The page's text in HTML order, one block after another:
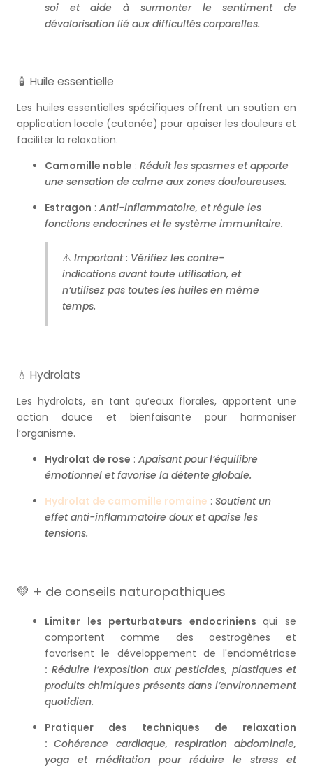
soi et aide à surmonter le sentiment de
dévalorisation lié aux difficultés corporelles.
🧴 Huile essentielle
Les huiles essentielles spécifiques offrent un soutien en
application locale (cutanée) pour apaiser les douleurs et
faciliter la relaxation.
Camomille noble : Réduit les spasmes et apporte
une sensation de calme aux zones douloureuses.
Estragon : Anti-inflammatoire, et régule les
fonctions endocrines et le système immunitaire.
⚠️ Important : Vérifiez les contre-
indications avant toute utilisation, et
n’utilisez pas toutes les huiles en même
temps.
💧 Hydrolats
Les hydrolats, en tant qu’eaux florales, apportent une
action douce et bienfaisante pour harmoniser
l’organisme.
Hydrolat de rose : Apaisant pour l’équilibre
émotionnel et favorise la détente globale.
Hydrolat de camomille romaine : Soutient un
effet anti-inflammatoire doux et apaise les
tensions.
💚 + de conseils naturopathiques
Limiter les perturbateurs endocriniensqui se
comportent comme des oestrogènes et
favorisent le développement de l'endométriose
: Réduire l’exposition aux pesticides, plastiques et
produits chimiques présents dans l’environnement
quotidien.
Pratiquer des techniques de relaxation
:Cohérence cardiaque, respiration abdominale,
yoga et méditation pour réduire le stress et